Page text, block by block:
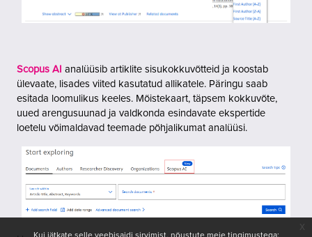
Scopus AI analüüsib artiklite sisukokkuvõtteid ja koostab
ülevaate, lisades viited kasutatud allikatele. Päringu saab
esitada loomulikus keeles. Mõistekaart, täpsem kokkuvõte,
uued arengusuunad ja valdkonda esindavate ekspertide
loetelu võimaldavad teemade põhjalikumat analüüsi.